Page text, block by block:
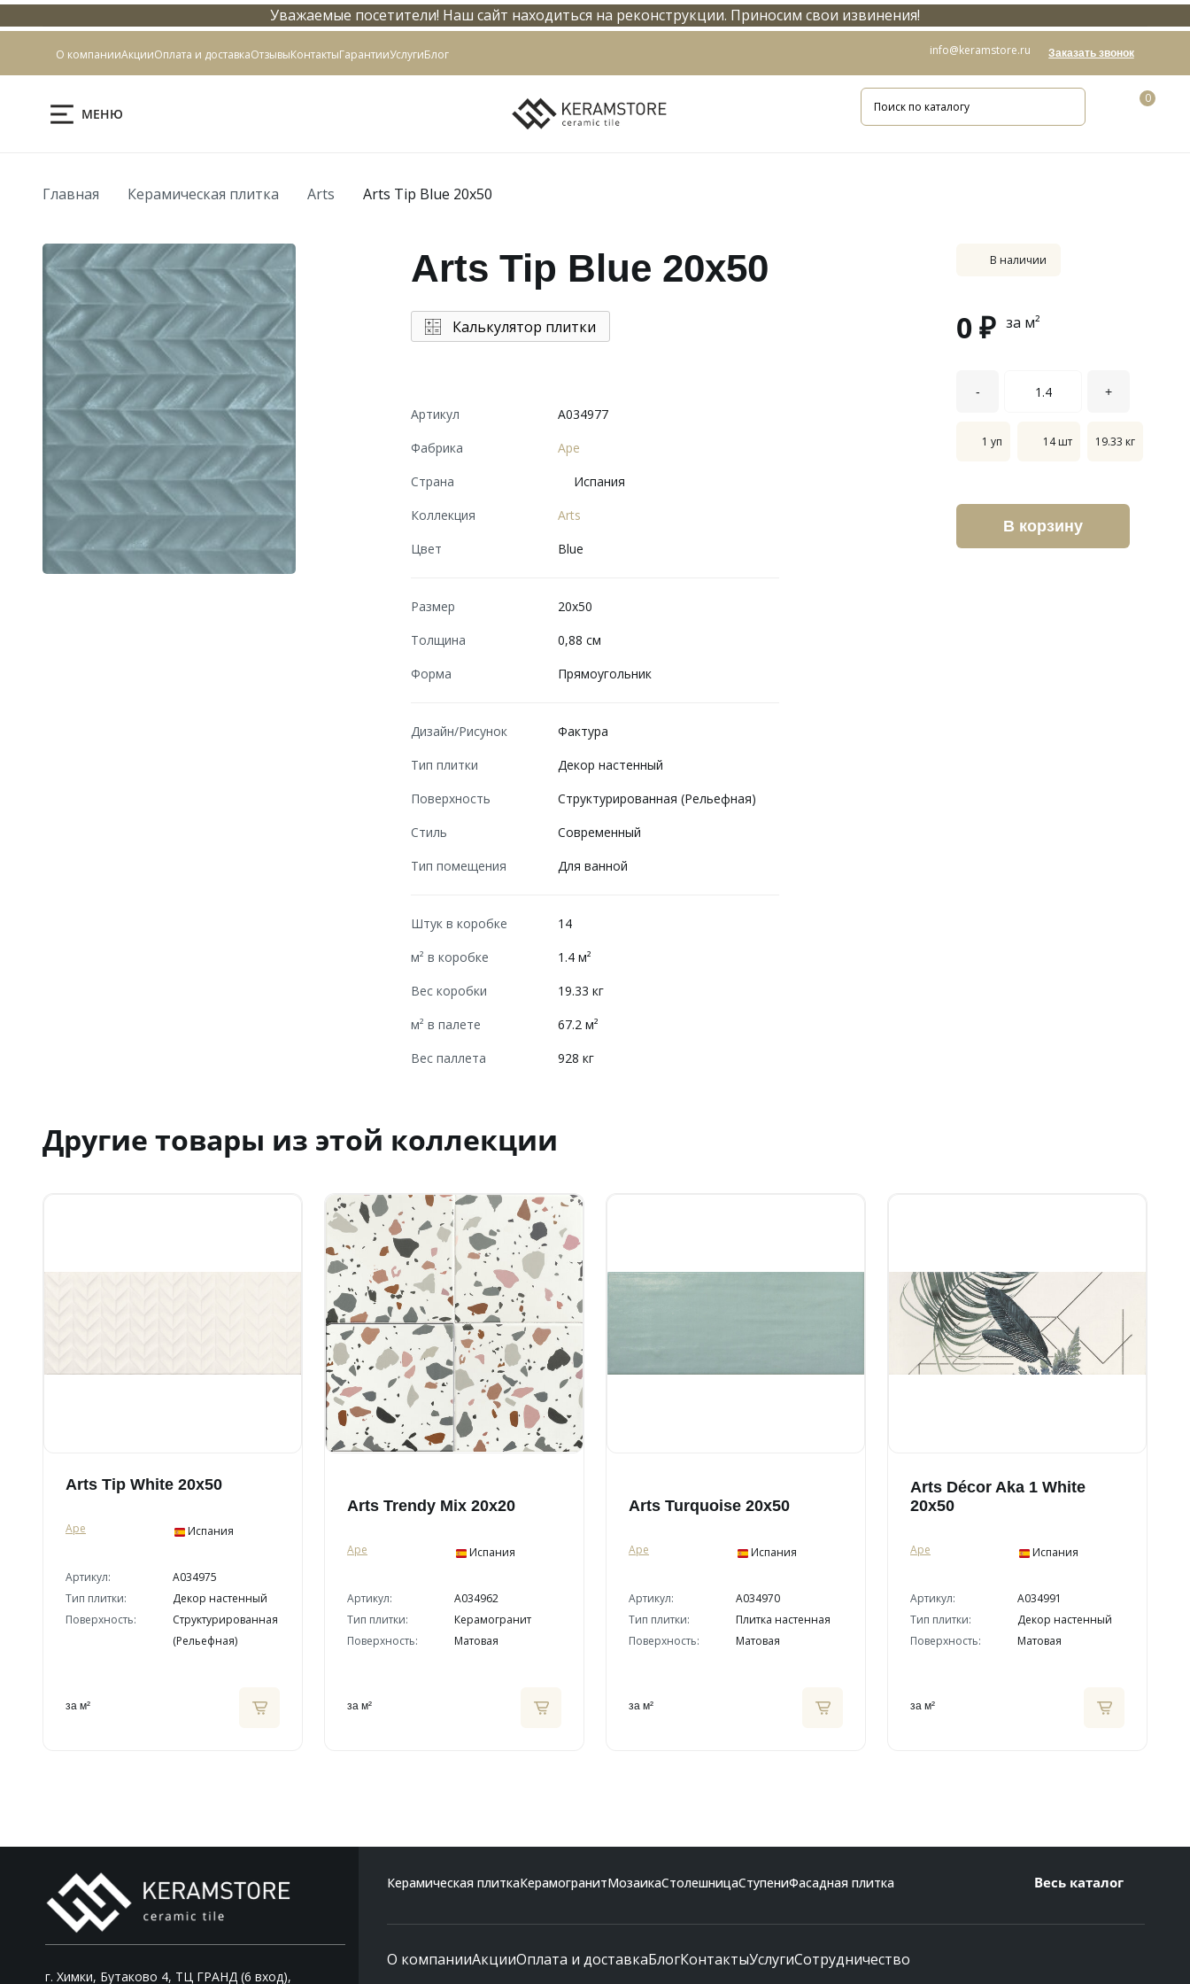
Контакты info@keramstore.ru
Уважаемые посетители! Наш сайт находиться на реконструкции. Приносим свои извинения!
О компанииАкцииОплата и доставкаОтзывыКонтактыГарантииУслугиБлог info@keramstore.ru Заказать звонок
МЕНЮ
0
Главная Керамическая плитка Arts Arts Tip Blue 20x50
Arts Tip Blue 20x50
Калькулятор плитки
Артикул
A034977
Фабрика
Ape
Страна
Испания
Коллекция
Arts
Цвет
Blue
Размер
20x50
Толщина
0,88 см
Форма
Прямоугольник
Дизайн/Рисунок
Фактура
Тип плитки
Декор настенный
Поверхность
Структурированная (Рельефная)
Стиль
Современный
Тип помещения
Для ванной
Штук в коробке
14
м² в коробке
1.4 м²
Вес коробки
19.33 кг
м² в палете
67.2 м²
Вес паллета
928 кг
В наличии
0 ₽ за м²
- +
1 уп 14 шт 19.33 кг
В корзину
Другие товары из этой коллекции
Arts Tip White 20x50
Ape Испания
Артикул:
A034975
Тип плитки:
Декор настенный
Поверхность:
Структурированная
(Рельефная)
за м²
Arts Trendy Mix 20x20
Ape Испания
Артикул:
A034962
Тип плитки:
Керамогранит
Поверхность:
Матовая
за м²
Arts Turquoise 20x50
Ape Испания
Артикул:
A034970
Тип плитки:
Плитка настенная
Поверхность:
Матовая
за м²
Arts Décor Aka 1 White
20x50
Ape Испания
Артикул:
A034991
Тип плитки:
Декор настенный
Поверхность:
Матовая
за м²
г. Химки, Бутаково 4, ТЦ ГРАНД (6 вход),
Керамическая плиткаКерамогранитМозаикаСтолешницаСтупениФасадная плитка Весь каталог
О компанииАкцииОплата и доставкаБлогКонтактыУслугиСотрудничество